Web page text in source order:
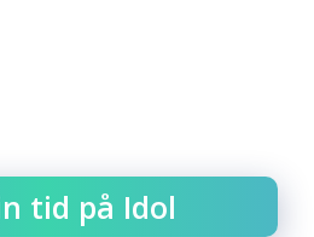
tid på Idol